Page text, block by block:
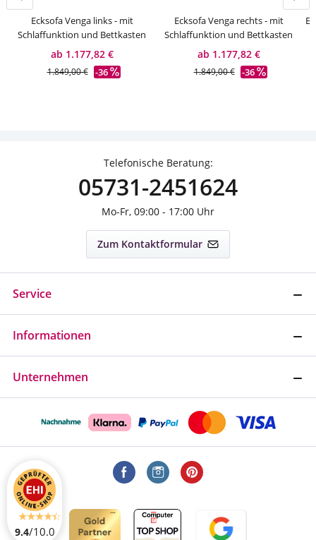
Ecksofa Venga links - mit
Schlaffunktion und Bettkasten
ab 1.177,82 €
1.849,00 € -36
Ecksofa Venga rechts - mit
Schlaffunktion und Bettkasten
ab 1.177,82 €
1.849,00 € -36
Telefonische Beratung:
05731-2451624
Mo-Fr, 09:00 - 17:00 Uhr
Zum Kontaktformular
Service
Informationen
Unternehmen
9.4/10.0